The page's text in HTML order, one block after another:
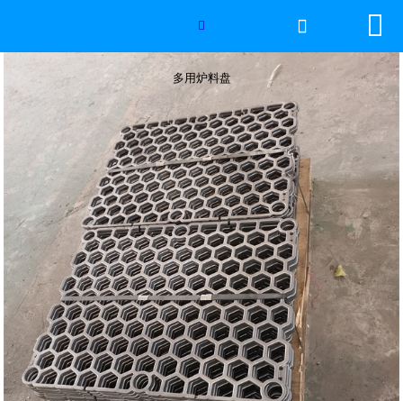
网站首页
2026年国际足联世界杯
产品中心
服务优势
新闻资讯
工程案例
厂容厂景
荣誉资质
联系我们

多用炉料盘
 